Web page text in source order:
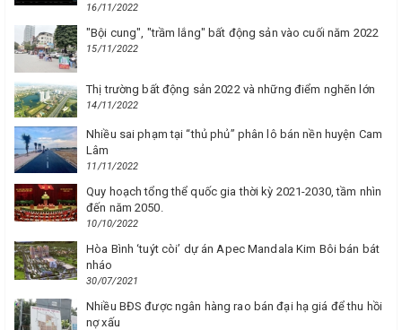
16/11/2022
"Bội cung", "trầm lắng" bất động sản vào cuối năm 2022
15/11/2022
Thị trường bất động sản 2022 và những điểm nghẽn lớn
14/11/2022
Nhiều sai phạm tại “thủ phủ” phân lô bán nền huyện Cam
Lâm
11/11/2022
Quy hoạch tổng thể quốc gia thời kỳ 2021-2030, tầm nhìn
đến năm 2050.
10/10/2022
Hòa Bình ‘tuýt còi’ dự án Apec Mandala Kim Bôi bán bát
nháo
30/07/2021
Nhiều BĐS được ngân hàng rao bán đại hạ giá để thu hồi
nợ xấu